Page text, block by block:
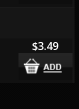
$3.49